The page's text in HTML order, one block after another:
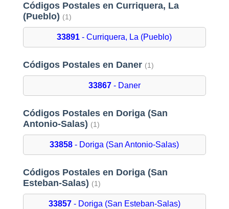
Códigos Postales en Curriquera, La
(Pueblo) (1)
33891 - Curriquera, La (Pueblo)
Códigos Postales en Daner (1)
33867- Daner
Códigos Postales en Doriga (San
Antonio-Salas) (1)
33858 - Doriga (San Antonio-Salas)
Códigos Postales en Doriga (San
Esteban-Salas) (1)
33857- Doriga (San Esteban-Salas)